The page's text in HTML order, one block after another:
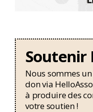
Soutenir
Nous sommes
don via
à produire des
votre soutien !